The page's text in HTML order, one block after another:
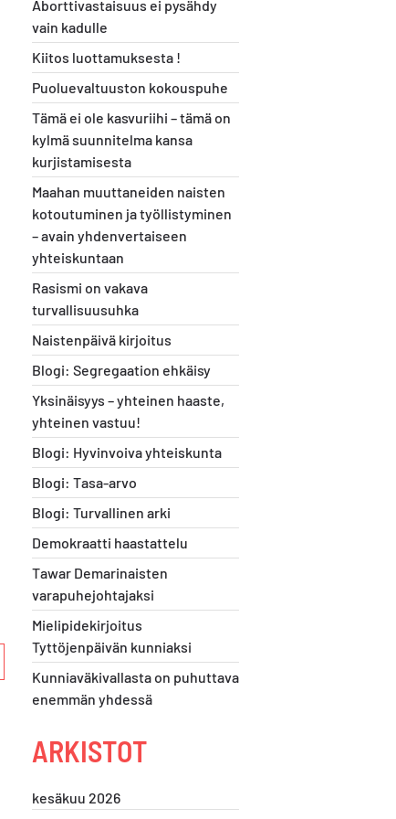
Aborttivastaisuus ei pysähdy
vain kadulle
Kiitos luottamuksesta !
Puoluevaltuuston kokouspuhe
Tämä ei ole kasvuriihi – tämä on
kylmä suunnitelma kansa
kurjistamisesta
Maahan muuttaneiden naisten
kotoutuminen ja työllistyminen
– avain yhdenvertaiseen
yhteiskuntaan
Rasismi on vakava
turvallisuusuhka
Naistenpäivä kirjoitus
Blogi: Segregaation ehkäisy
Yksinäisyys – yhteinen haaste,
yhteinen vastuu!
Blogi: Hyvinvoiva yhteiskunta
Blogi: Tasa-arvo
Blogi: Turvallinen arki
Demokraatti haastattelu
Tawar Demarinaisten
varapuhejohtajaksi
Mielipidekirjoitus
Tyttöjenpäivän kunniaksi
Kunniaväkivallasta on puhuttava
enemmän yhdessä
ARKISTOT
kesäkuu 2026